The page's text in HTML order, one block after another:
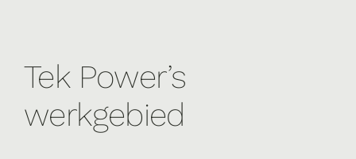
Tek Power’s
werkgebied